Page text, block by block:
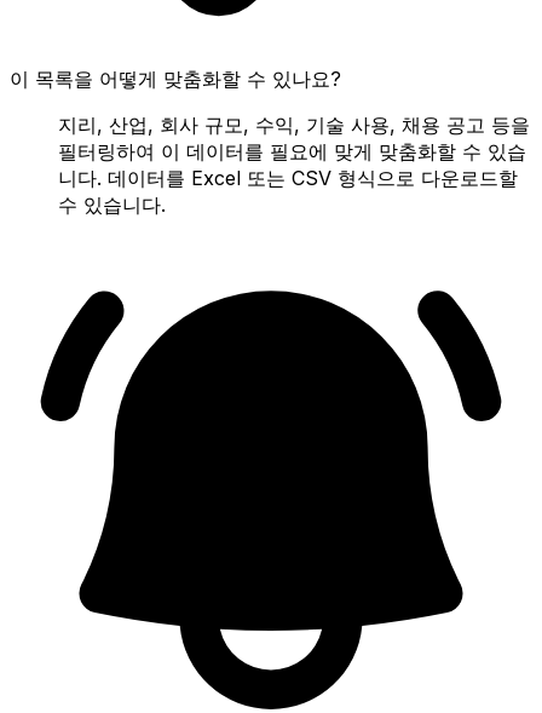
이 목록을 어떻게 맞춤화할 수 있나요?
지리, 산업, 회사 규모, 수익, 기술 사용, 채용 공고 등을
필터링하여 이 데이터를 필요에 맞게 맞춤화할 수 있습
니다. 데이터를 Excel 또는 CSV 형식으로 다운로드할
수 있습니다.